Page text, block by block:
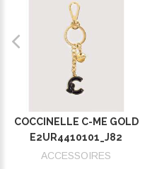
COCCINELLE C-ME GOLD
E2UR4410101_J82
ACCESSOIRES